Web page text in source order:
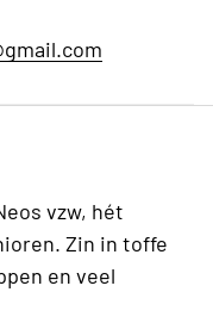
vzw, hét
Zin in toffe
en veel